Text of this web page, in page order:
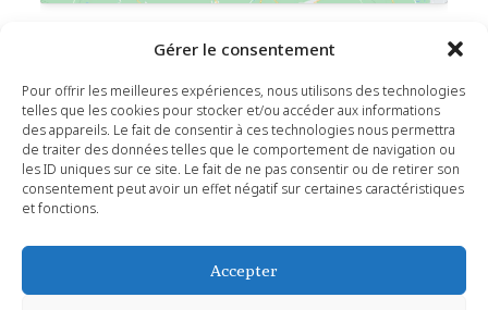
Gérer le consentement
Pour offrir les meilleures expériences, nous utilisons des technologies
telles que les cookies pour stocker et/ou accéder aux informations
des appareils. Le fait de consentir à ces technologies nous permettra
de traiter des données telles que le comportement de navigation ou
les ID uniques sur ce site. Le fait de ne pas consentir ou de retirer son
consentement peut avoir un effet négatif sur certaines caractéristiques
et fonctions.
Accepter
Espace Briargues
Route de Saint-Maximin
Saint-Siffret, 30700 + Google Map
Siffret
2026